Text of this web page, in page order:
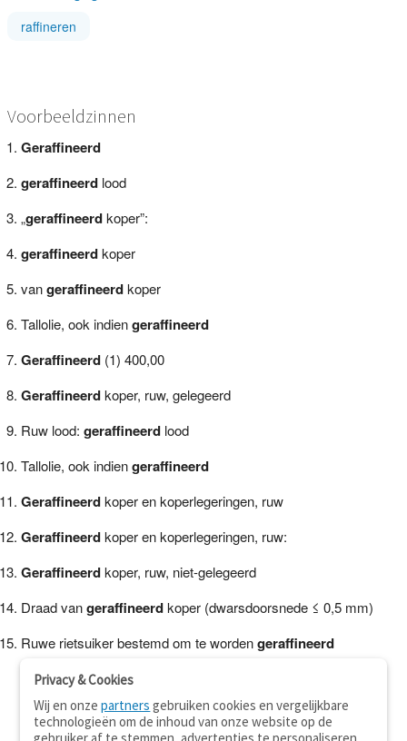
raffineren
Voorbeeldzinnen
Geraffineerd
geraffineerdlood
„geraffineerdkoper”:
geraffineerdkoper
vangeraffineerdkoper
Tallolie, ook indiengeraffineerd
Geraffineerd(1) 400,00
Geraffineerdkoper, ruw, gelegeerd
Ruw lood: geraffineerdlood
Tallolie, ook indiengeraffineerd
Geraffineerdkoper en koperlegeringen, ruw
Geraffineerdkoper en koperlegeringen, ruw:
Geraffineerdkoper, ruw, niet-gelegeerd
Draad vangeraffineerdkoper (dwarsdoorsnede ≤ 0,5 mm)
Ruwe rietsuiker bestemd om te wordengeraffineerd
Privacy & Cookies
Wij en onzepartners gebruiken cookies en vergelijkbare
technologieën om de inhoud van onze website op de